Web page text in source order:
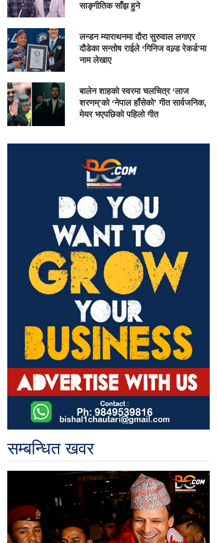
साङ्गीतिक साँझ हुने
लन्डन म्याराथनमा दौरा सुरुवाल लगाएर
दौडेका सन्तोष राईले ‘गिनिज वल्र्ड रेकर्ड’मा
नाम लेखाए
बालेन शाहको स्वरमा चलचित्र ‘लाज
शरणम्’को ‘नेपाल हाँसेको’ गीत सार्वजनिक,
मेयर भएपछिको पहिलो गीत
सम्बन्धित खवर